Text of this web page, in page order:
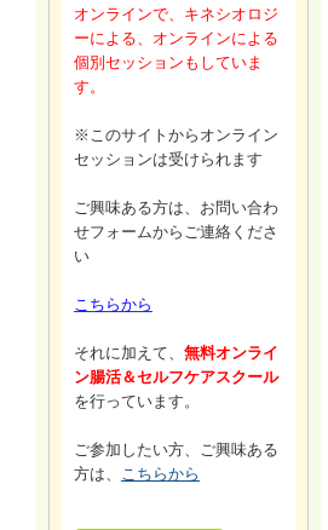
オンラインで、キネシオロジ
ーによる、オンラインによる
個別セッションもしていま
す。
※このサイトからオンライン
セッションは受けられます
ご興味ある方は、お問い合わ
せフォームからご連絡くださ
い
こちらから
それに加えて、 無料オンライ
ン腸活＆セルフケアスクール
を行っています。
ご参加したい方、ご興味ある
方は、 こちらから